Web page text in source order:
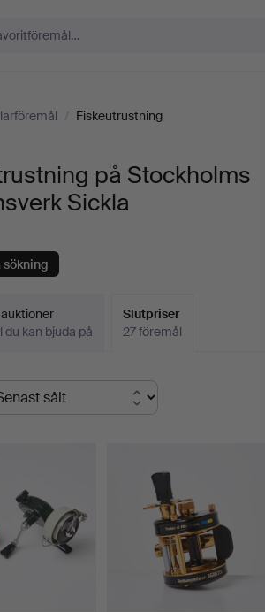
/ Fiskeutrustning
på Stockholms
Sickla
sökning
du kan bjuda på
Slutpriser
27 föremål